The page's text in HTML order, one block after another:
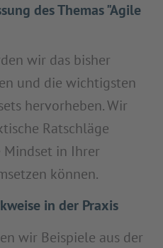
des Themas "Agile
wir das bisher
und die wichtigsten
hervorheben. Wir
Ratschläge
Mindset in Ihrer
können.
in der Praxis
wir Beispiele aus der